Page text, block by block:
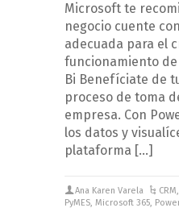
Microsoft te
negocio cuente
adecuada para el
funcionamiento
Bi Benefíciate de
proceso de toma
empresa. Con
los datos y
plataforma […]
Ana Karen Varela CRM,
PyMES, Microsoft 365,